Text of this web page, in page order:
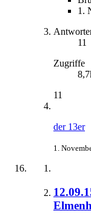
1.
11
Zugriffe
11
der 13er
1.